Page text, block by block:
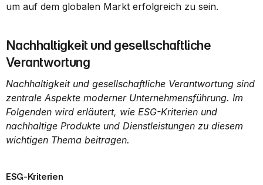
um auf dem globalen Markt erfolgreich zu sein.
Nachhaltigkeit und gesellschaftliche
Verantwortung
Nachhaltigkeit und gesellschaftliche Verantwortung sind
zentrale Aspekte moderner Unternehmensführung. Im
Folgenden wird erläutert, wie ESG-Kriterien und
nachhaltige Produkte und Dienstleistungen zu diesem
wichtigen Thema beitragen.
ESG-Kriterien